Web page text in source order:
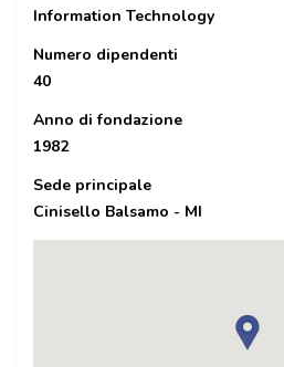
Information Technology
Numero dipendenti
40
Anno di fondazione
1982
Sede principale
Cinisello Balsamo - MI